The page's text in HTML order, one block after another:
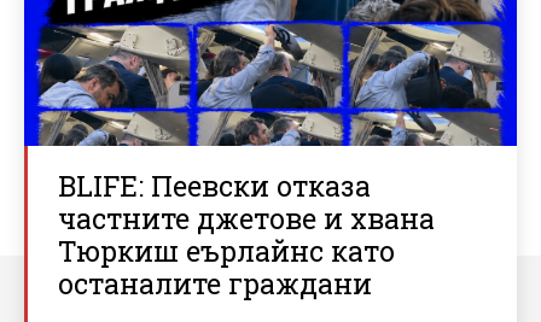
BLIFE: Пеевски отказа
частните джетове и хвана
Тюркиш еърлайнс като
останалите граждани